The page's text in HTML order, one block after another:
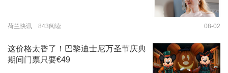
荷兰快讯 843阅读 08-02
这价格太香了！巴黎迪士尼万圣节庆典
期间门票只要€49